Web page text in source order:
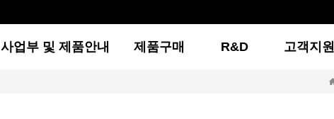
사업부 및 제품안내 제품구매 R&D 고객지원